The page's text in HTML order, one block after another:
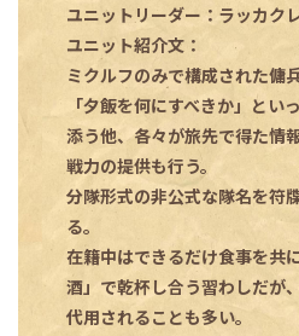
ユニットリーダー：ラッカク
ユニット紹介文：
ミクルフのみで構成された傭兵
「夕飯を何にすべきか」とい
添う他、各々が旅先で得た情
戦力の提供も行う。
分隊形式の非公式な隊名を符
る。
在籍中はできるだけ食事を共
酒」で乾杯し合う習わしだが
代用されることも多い。